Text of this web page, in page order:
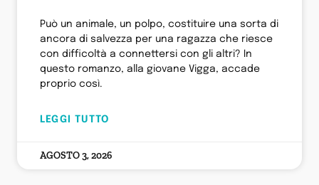
Può un animale, un polpo, costituire una sorta di
ancora di salvezza per una ragazza che riesce
con difficoltà a connettersi con gli altri? In
questo romanzo, alla giovane Vigga, accade
proprio così.
LEGGI TUTTO
AGOSTO 3, 2026